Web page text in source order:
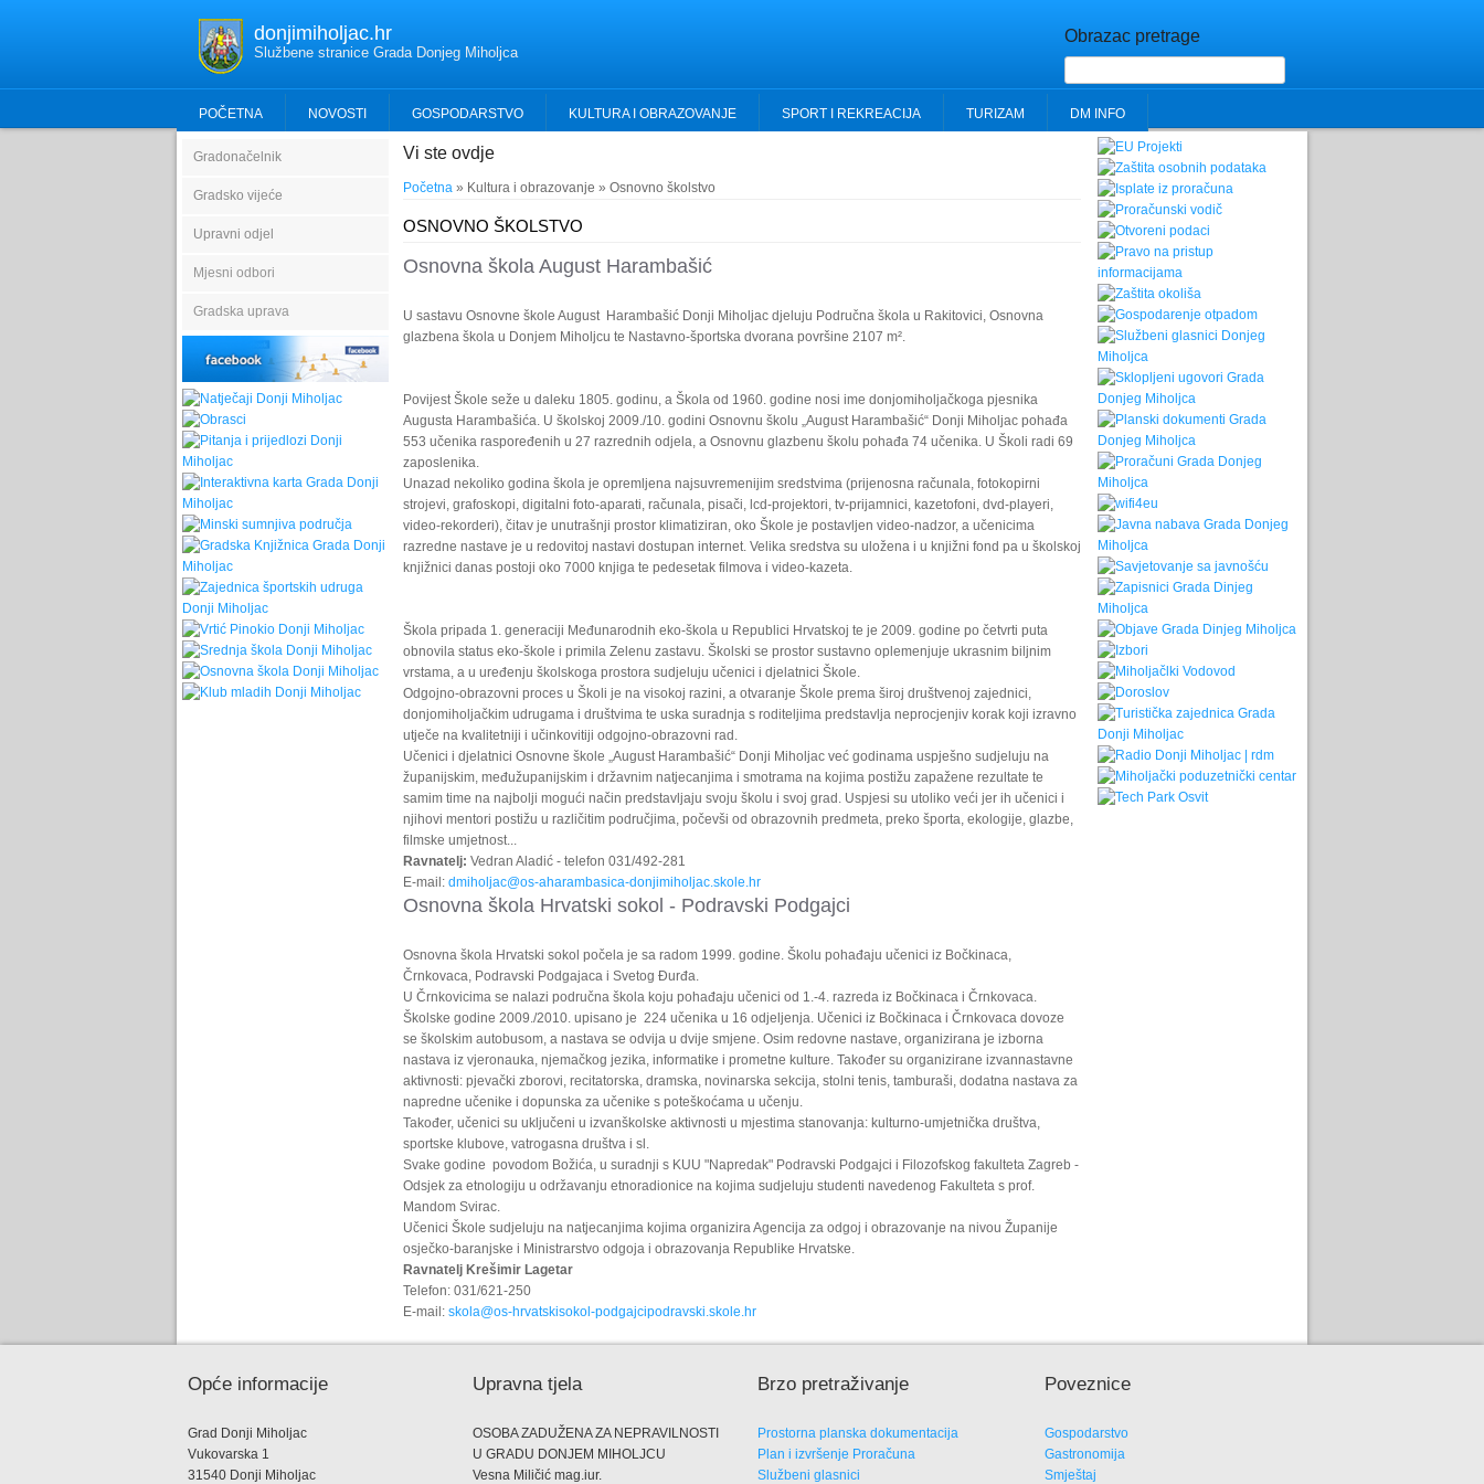
donjimiholjac.hr
Službene stranice Grada Donjeg Miholjca
Obrazac pretrage
POČETNA NOVOSTI GOSPODARSTVO KULTURA I OBRAZOVANJE SPORT I REKREACIJA TURIZAM DM INFO
Vi ste ovdje
Početna» Kultura i obrazovanje » Osnovno školstvo
OSNOVNO ŠKOLSTVO
Osnovna škola August Harambašić
U sastavu Osnovne škole August Harambašić Donji Miholjac djeluju Područna škola u Rakitovici, Osnovna
glazbena škola u Donjem Miholjcu te Nastavno-športska dvorana površine 2107 m².
Povijest Škole seže u daleku 1805. godinu, a Škola od 1960. godine nosi ime donjomiholjačkoga pjesnika
Augusta Harambašića. U školskoj 2009./10. godini Osnovnu školu „August Harambašić“ Donji Miholjac pohađa
553 učenika raspoređenih u 27 razrednih odjela, a Osnovnu glazbenu školu pohađa 74 učenika. U Školi radi 69
zaposlenika.
Unazad nekoliko godina škola je opremljena najsuvremenijim sredstvima (prijenosna računala, fotokopirni
strojevi, grafoskopi, digitalni foto-aparati, računala, pisači, lcd-projektori, tv-prijamnici, kazetofoni, dvd-playeri,
video-rekorderi), čitav je unutrašnji prostor klimatiziran, oko Škole je postavljen video-nadzor, a učenicima
razredne nastave je u redovitoj nastavi dostupan internet. Velika sredstva su uložena i u knjižni fond pa u školskoj
knjižnici danas postoji oko 7000 knjiga te pedesetak filmova i video-kazeta.
Škola pripada 1. generaciji Međunarodnih eko-škola u Republici Hrvatskoj te je 2009. godine po četvrti puta
obnovila status eko-škole i primila Zelenu zastavu. Školski se prostor sustavno oplemenjuje ukrasnim biljnim
vrstama, a u uređenju školskoga prostora sudjeluju učenici i djelatnici Škole.
Odgojno-obrazovni proces u Školi je na visokoj razini, a otvaranje Škole prema široj društvenoj zajednici,
donjomiholjačkim udrugama i društvima te uska suradnja s roditeljima predstavlja neprocjenjiv korak koji izravno
utječe na kvalitetniji i učinkovitiji odgojno-obrazovni rad.
Učenici i djelatnici Osnovne škole „August Harambašić“ Donji Miholjac već godinama uspješno sudjeluju na
županijskim, međužupanijskim i državnim natjecanjima i smotrama na kojima postižu zapažene rezultate te
samim time na najbolji mogući način predstavljaju svoju školu i svoj grad. Uspjesi su utoliko veći jer ih učenici i
njihovi mentori postižu u različitim područjima, počevši od obrazovnih predmeta, preko športa, ekologije, glazbe,
filmske umjetnost...
Ravnatelj: Vedran Aladić - telefon 031/492-281
E-mail: dmiholjac@os-aharambasica-donjimiholjac.skole.hr
Osnovna škola Hrvatski sokol - Podravski Podgajci
Osnovna škola Hrvatski sokol počela je sa radom 1999. godine. Školu pohađaju učenici iz Bočkinaca,
Črnkovaca, Podravski Podgajaca i Svetog Đurđa.
U Črnkovicima se nalazi područna škola koju pohađaju učenici od 1.-4. razreda iz Bočkinaca i Črnkovaca.
Školske godine 2009./2010. upisano je 224 učenika u 16 odjeljenja. Učenici iz Bočkinaca i Črnkovaca dovoze
se školskim autobusom, a nastava se odvija u dvije smjene. Osim redovne nastave, organizirana je izborna
nastava iz vjeronauka, njemačkog jezika, informatike i prometne kulture. Također su organizirane izvannastavne
aktivnosti: pjevački zborovi, recitatorska, dramska, novinarska sekcija, stolni tenis, tamburaši, dodatna nastava za
napredne učenike i dopunska za učenike s poteškoćama u učenju.
Također, učenici su uključeni u izvanškolske aktivnosti u mjestima stanovanja: kulturno-umjetnička društva,
sportske klubove, vatrogasna društva i sl.
Svake godine povodom Božića, u suradnji s KUU "Napredak" Podravski Podgajci i Filozofskog fakulteta Zagreb -
Odsjek za etnologiju u održavanju etnoradionice na kojima sudjeluju studenti navedenog Fakulteta s prof.
Mandom Svirac.
Učenici Škole sudjeluju na natjecanjima kojima organizira Agencija za odgoj i obrazovanje na nivou Županije
osječko-baranjske i Ministrarstvo odgoja i obrazovanja Republike Hrvatske.
Ravnatelj Krešimir Lagetar
Telefon: 031/621-250
E-mail: skola@os-hrvatskisokol-podgajcipodravski.skole.hr
Gradonačelnik
Gradsko vijeće
Upravni odjel
Mjesni odbori
Gradska uprava
Opće informacije
Grad Donji Miholjac
Vukovarska 1
31540 Donji Miholjac
Upravna tjela
OSOBA ZADUŽENA ZA NEPRAVILNOSTI
U GRADU DONJEM MIHOLJCU
Vesna Miličić mag.iur.
Brzo pretraživanje
Prostorna planska dokumentacija
Plan i izvršenje Proračuna
Službeni glasnici
Poveznice
Gospodarstvo
Gastronomija
Smještaj